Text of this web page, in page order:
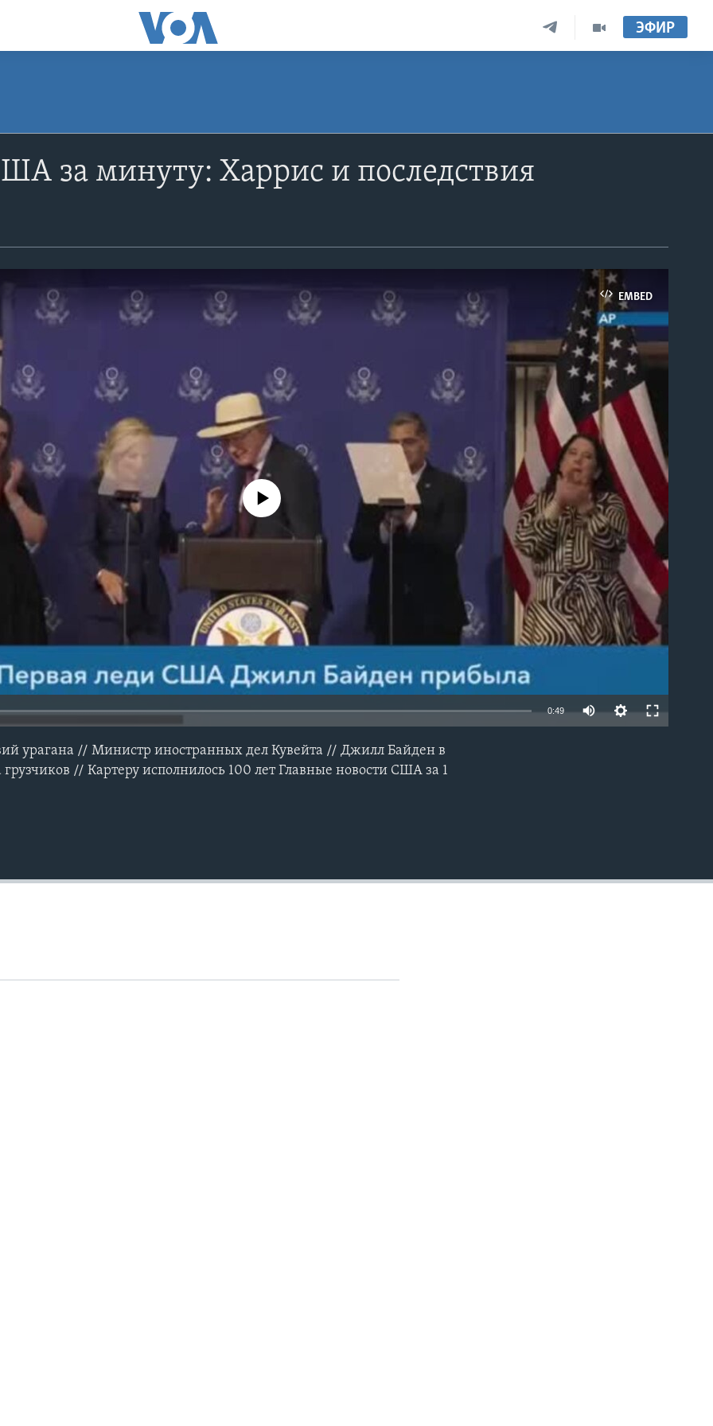
ЭФИР
за минуту: Харрис и последствия
EMBED
No media source currently available
0:49
урагана // Министр иностранных дел Кувейта // Джилл Байден в
// Картеру исполнилось 100 лет Главные новости США за 1